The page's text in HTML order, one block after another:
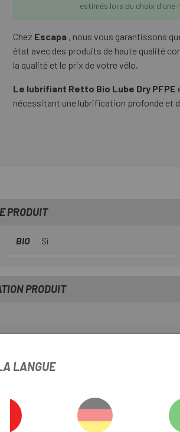
estimés lors du choix d'une
Chez Escapa , nous vous garantissons
état avec des produits de haute qualité
la qualité et le prix de votre vélo.
Le lubrifiant Retto Bio Lube Dry PFPE
nécessitant une lubrification profonde et
PRODUIT
BIO Si
PRODUIT
frottement, offrant une lubrification
température.
LANGUE